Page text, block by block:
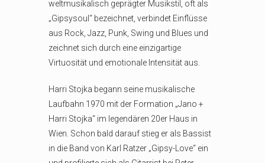
weltmusikalisch geprägter Musikstil, oft als
„Gipsysoul“ bezeichnet, verbindet Einflüsse
aus Rock, Jazz, Punk, Swing und Blues und
zeichnet sich durch eine einzigartige
Virtuosität und emotionale Intensität aus.
Harri Stojka begann seine musikalische
Laufbahn 1970 mit der Formation „Jano +
Harri Stojka“ im legendären 20er Haus in
Wien. Schon bald darauf stieg er als Bassist
in die Band von Karl Ratzer „Gipsy-Love“ ein